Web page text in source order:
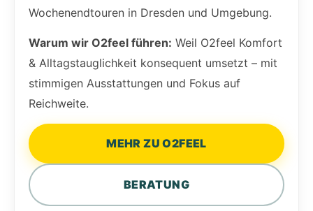
Wochenendtouren in Dresden und Umgebung.
Warum wir O2feel führen: Weil O2feel Komfort
& Alltagstauglichkeit konsequent umsetzt – mit
stimmigen Ausstattungen und Fokus auf
Reichweite.
MEHR ZU O2FEEL
BERATUNG